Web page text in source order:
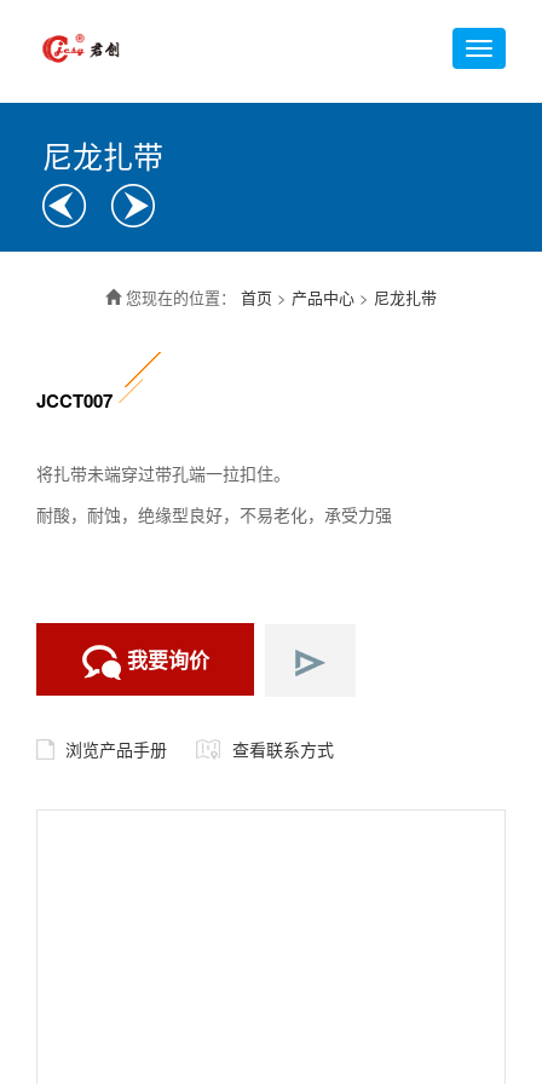
尼龙扎带
您现在的位置： 首页 > 产品中心 > 尼龙扎带
JCCT007
将扎带未端穿过带孔端一拉扣住。
耐酸，耐蚀，绝缘型良好，不易老化，承受力强
我要询价
浏览产品手册 查看联系方式